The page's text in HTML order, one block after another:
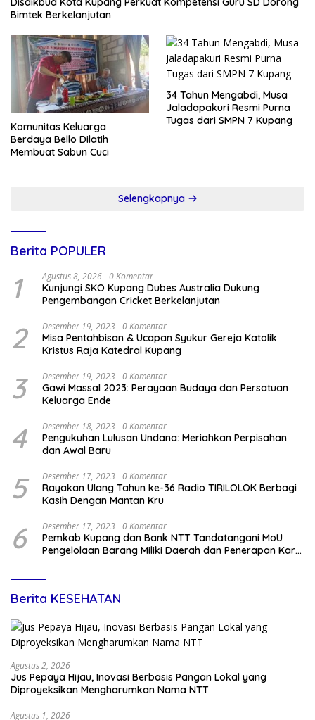
Bimtek Berkelanjutan
Komunitas Keluarga
Berdaya Bello Dilatih
Membuat Sabun Cuci
34 Tahun Mengabdi, Musa
Jaladapakuri Resmi Purna
Tugas dari SMPN 7 Kupang
Selengkapnya
Berita POPULER
1 Agustus 8, 2026 0 Komentar
Kunjungi SKO Kupang Dubes Australia Dukung
Pengembangan Cricket Berkelanjutan
2 Desember 19, 2023 0 Komentar
Misa Pentahbisan & Ucapan Syukur Gereja Katolik
Kristus Raja Katedral Kupang
3 Desember 19, 2023 0 Komentar
Gawi Massal 2023: Perayaan Budaya dan Persatuan
Keluarga Ende
4 Desember 18, 2023 0 Komentar
Pengukuhan Lulusan Undana: Meriahkan Perpisahan
dan Awal Baru
5 Desember 17, 2023 0 Komentar
Rayakan Ulang Tahun ke-36 Radio TIRILOLOK Berbagi
Kasih Dengan Mantan Kru
6 Desember 17, 2023 0 Komentar
Pemkab Kupang dan Bank NTT Tandatangani MoU
Pengelolaan Barang Miliki Daerah dan Penerapan Kartu
Berita KESEHATAN
Agustus 2, 2026
Jus Pepaya Hijau, Inovasi Berbasis Pangan Lokal yang
Diproyeksikan Mengharumkan Nama NTT
Agustus 1, 2026